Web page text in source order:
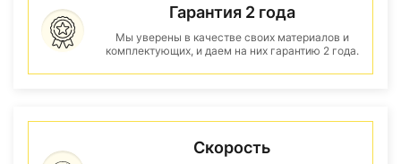
Гарантия 2 года
Мы уверены в качестве своих материалов и
комплектующих, и даем на них гарантию 2 года.
Скорость